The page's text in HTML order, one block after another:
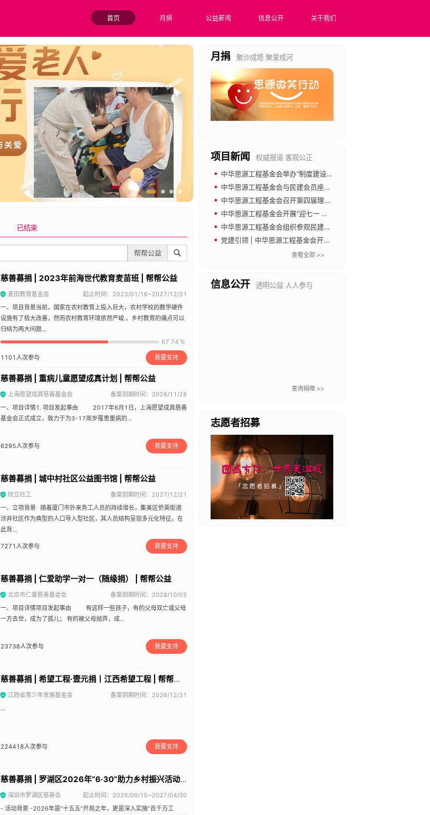
首页 月捐 公益新闻 信息公开 关于我们
思源非遗保护计划
促进非遗文化的保护与传承，助力乡村振兴战略，提升乡村居民收入水平
已结束
帮帮公益
慈善募捐 | 2023年前海世代教育麦苗班 | 帮帮公益
麦田教育基金会
起止时间：2023/01/16~2027/12/31
一、项目背景当前，国家在农村教育上投入巨大，农村学校的教学硬件
设施有了极大改善，然而农村教育环境依然严峻 。乡村教育的痛点可以
归结为两大问题...
67.74 %
1101 人次参与 我要支持
慈善募捐 | 重病儿童愿望成真计划 | 帮帮公益
上海愿望成真慈善基金会
备案到期时间：2028/11/28
一、项目详情1. 项目发起事由 2017年6月1日，上海愿望成真慈善
基金会正式成立，致力于为3-17周岁罹患重病的...
6295人次参与 我要支持
慈善募捐 | 城中村社区公益图书馆 | 帮帮公益
欣立社工
备案到期时间：2027/12/21
一、立项背景 随着厦门市外来务工人员的持续增长，集美区侨英街道
浒井社区作为典型的人口导入型社区，其人员结构呈现多元化特征。在
此背...
7271 人次参与 我要支持
慈善募捐 | 仁爱助学一对一（随缘捐） | 帮帮公益
北京市仁爱慈善基金会
备案到期时间：2028/10/05
一、项目详情项目发起事由 有这样一些孩子，有的父母双亡或父母
一方去世，成为了孤儿； 有的被父母抛弃，成...
23738人次参与 我要支持
慈善募捐 | 希望工程·壹元捐丨江西希望工程 | 帮帮公益
江西省青少年发展基金会
备案到期时间：2026/12/31
...
224418人次参与 我要支持
慈善募捐 | 罗湖区2026年“6·30”助力乡村振兴活动 | 帮帮公益
深圳市罗湖区慈善会
起止时间：2026/06/10~2027/04/30
- 活动背景 -2026年是“十五五”开局之年，更是深入实施“百千万工
月捐 聚沙成塔 聚爱成河
项目新闻
权威报道 客观公正
中华思源工程基金会举办“制度建设与合规管理”专题培训
中华思源工程基金会与民建会员座谈 共促公益慈善事业发展
中华思源工程基金会召开第四届理事会第四次会议
中华思源工程基金会开展“迎七一 强党建 倡廉洁”主题党日活动
中华思源工程基金会组织参观民建中央会史馆
党建引领 | 中华思源工程基金会开展“传承长城精神 奋进新征程”主题党日暨工会文体活动
查看全部 >>
信息公开 透明公益 人人参与
查询捐赠 >>
志愿者招募